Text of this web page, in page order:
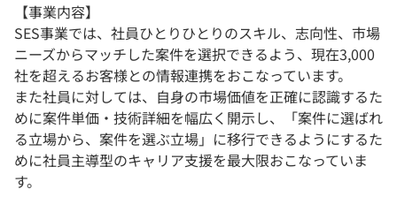
【事業内容】
SES事業では、社員ひとりひとりのスキル、志向性、市場
ニーズからマッチした案件を選択できるよう、現在3,000
社を超えるお客様との情報連携をおこなっています。
また社員に対しては、自身の市場価値を正確に認識するた
めに案件単価・技術詳細を幅広く開示し、「案件に選ばれ
る立場から、案件を選ぶ立場」に移行できるようにするた
めに社員主導型のキャリア支援を最大限おこなっていま
す。